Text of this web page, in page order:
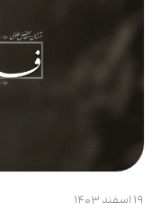
۱۹ اسفند ۱۴۰۳